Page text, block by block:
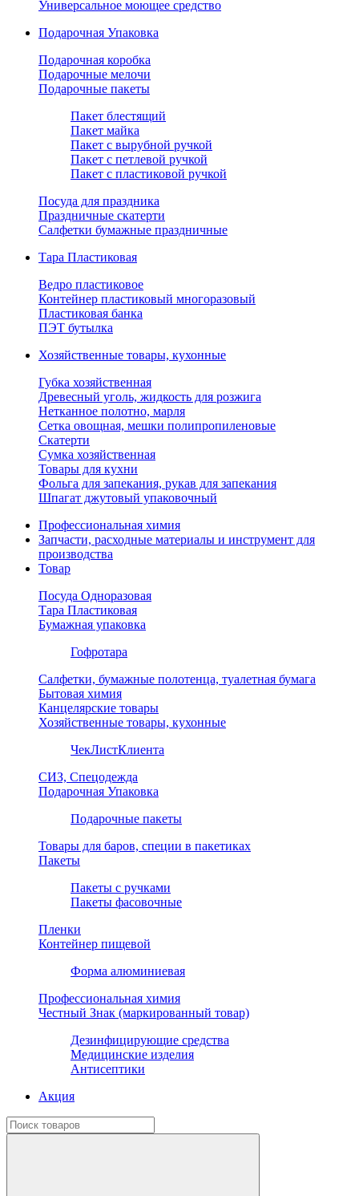
Универсальное моющее средство
Подарочная Упаковка
Подарочная коробка
Подарочные мелочи
Подарочные пакеты
Пакет блестящий
Пакет майка
Пакет с вырубной ручкой
Пакет с петлевой ручкой
Пакет с пластиковой ручкой
Посуда для праздника
Праздничные скатерти
Салфетки бумажные праздничные
Тара Пластиковая
Ведро пластиковое
Контейнер пластиковый многоразовый
Пластиковая банка
ПЭТ бутылка
Хозяйственные товары, кухонные
Губка хозяйственная
Древесный уголь, жидкость для розжига
Нетканное полотно, марля
Сетка овощная, мешки полипропиленовые
Скатерти
Сумка хозяйственная
Товары для кухни
Фольга для запекания, рукав для запекания
Шпагат джутовый упаковочный
Профессиональная химия
Запчасти, расходные материалы и инструмент для
производства
Товар
Посуда Одноразовая
Тара Пластиковая
Бумажная упаковка
Гофротара
Салфетки, бумажные полотенца, туалетная бумага
Бытовая химия
Канцелярские товары
Хозяйственные товары, кухонные
ЧекЛистКлиента
СИЗ, Спецодежда
Подарочная Упаковка
Подарочные пакеты
Товары для баров, специи в пакетиках
Пакеты
Пакеты с ручками
Пакеты фасовочные
Пленки
Контейнер пищевой
Форма алюминиевая
Профессиональная химия
Честный Знак (маркированный товар)
Дезинфицирующие средства
Медицинские изделия
Антисептики
Акция